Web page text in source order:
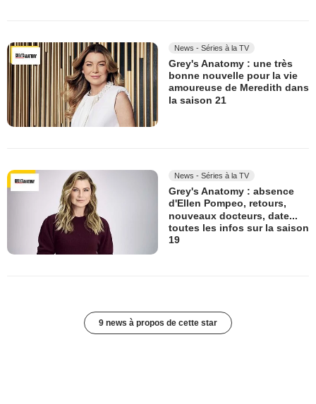
News - Séries à la TV
Grey's Anatomy : une très
bonne nouvelle pour la vie
amoureuse de Meredith dans
la saison 21
News - Séries à la TV
Grey's Anatomy : absence
d'Ellen Pompeo, retours,
nouveaux docteurs, date...
toutes les infos sur la saison
19
9 news à propos de cette star